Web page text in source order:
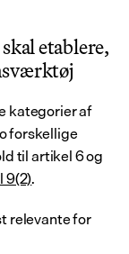
etablere,
kategorier af
forskellige
til artikel 6 og
9(2).
relevante for